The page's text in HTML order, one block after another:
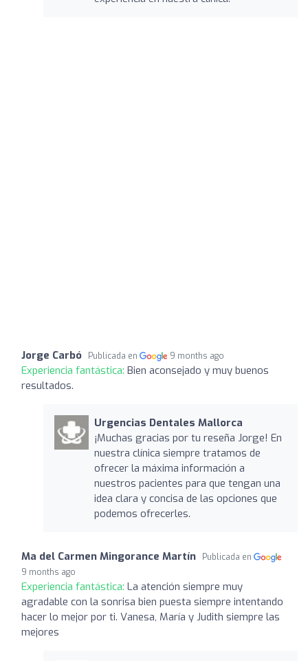
Jorge Carbó Publicada en 9 months ago
Experiencia fantástica: Bien aconsejado y muy buenos
resultados.
Urgencias Dentales Mallorca
¡Muchas gracias por tu reseña Jorge! En
nuestra clínica siempre tratamos de
ofrecer la máxima información a
nuestros pacientes para que tengan una
idea clara y concisa de las opciones que
podemos ofrecerles.
Ma del Carmen Mingorance Martín
Publicada en
9 months ago
Experiencia fantástica: La atención siempre muy
agradable con la sonrisa bien puesta siempre intentando
hacer lo mejor por ti. Vanesa, María y Judith siempre las
mejores